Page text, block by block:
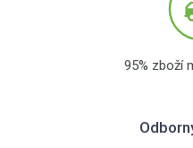
95% zboží